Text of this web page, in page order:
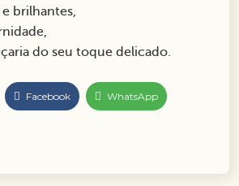
brilhantes,
do seu toque delicado.
Facebook WhatsApp